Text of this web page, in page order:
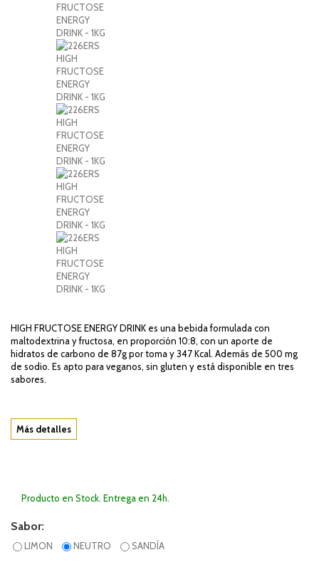
HIGH FRUCTOSE ENERGY DRINK es una bebida formulada con
maltodextrina y fructosa, en proporción 10:8, con un aporte de
hidratos de carbono de 87g por toma y 347 Kcal. Además de 500 mg
de sodio. Es apto para veganos, sin gluten y está disponible en tres
sabores.
Más detalles
Producto en Stock. Entrega en 24h.
Sabor:
LIMON NEUTRO SANDÍA